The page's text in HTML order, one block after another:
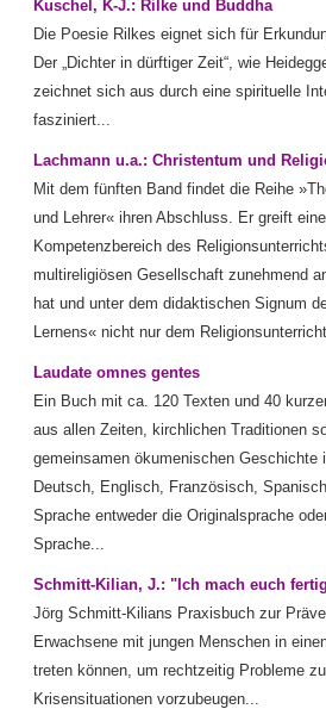
Kuschel, K-J.: Rilke und Buddha
Die Poesie Rilkes eignet sich für
Der „Dichter in dürftiger Zeit“, wie
zeichnet sich aus durch eine spirituelle
fasziniert...
Lachmann u.a.: Christentum und
Mit dem fünften Band findet die Reihe
und Lehrer« ihren Abschluss. Er greift
Kompetenzbereich des
multireligiösen Gesellschaft zunehmend
hat und unter dem didaktischen Signum
Lernens« nicht nur dem
Laudate omnes gentes
Ein Buch mit ca. 120 Texten und 40
aus allen Zeiten, kirchlichen Traditionen
gemeinsamen ökumenischen Geschichte
Deutsch, Englisch, Französisch,
Sprache entweder die Originalsprache
Sprache...
Schmitt-Kilian, J.: "Ich mach euch
Jörg Schmitt-Kilians Praxisbuch zur
Erwachsene mit jungen Menschen in
treten können, um rechtzeitig Probleme
Krisensituationen vorzubeugen...